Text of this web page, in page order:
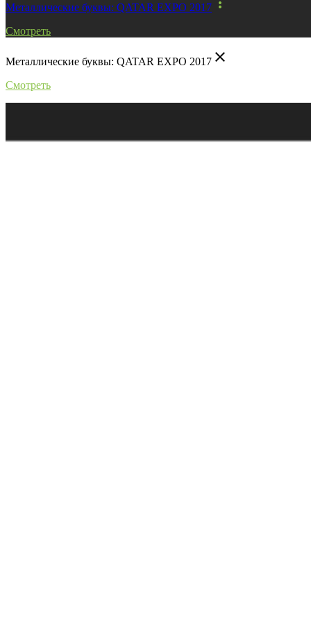
Металлические буквы: QATAR EXPO 2017
Смотреть
Металлические буквы: QATAR EXPO 2017 close
Смотреть